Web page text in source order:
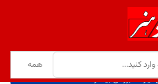
بررسی بیشتر است